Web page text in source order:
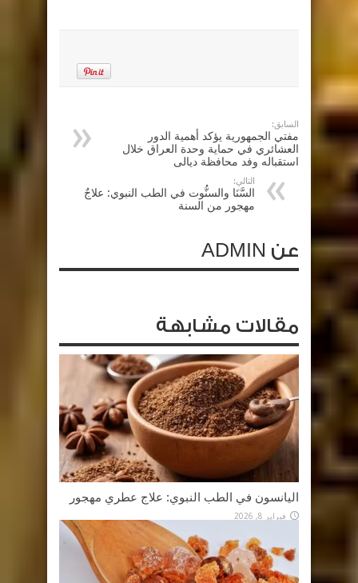
السابق:
مفتي الجمهورية يؤكد أهمية الدور
العشائري في حماية وحدة العراق خلال
استقباله وفد محافظة ديالى
التالي:
السَّنَا والسنُّوت في الطب النبوي: علاجٌ
مهجور من السنة
عن ADMIN
مقالات مشابهة
اليانسون في الطب النبوي: علاج عطري مهجور
فبراير 8, 2026